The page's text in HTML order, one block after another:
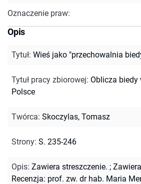
Oznaczenie praw:
Opis
Tytuł: Wieś jako "przechowalnia
Tytuł pracy zbiorowej: Oblicza biedy
Polsce
Twórca: Skoczylas, Tomasz
Strony: S. 235-246
Opis: Zawiera streszczenie. ;
Recenzja: prof. zw. dr hab. Maria